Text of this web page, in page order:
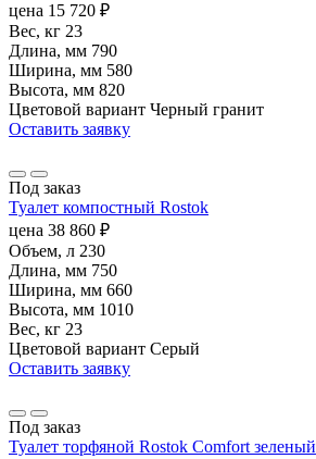
цена 15 720 ₽
Вес, кг 23
Длина, мм 790
Ширина, мм 580
Высота, мм 820
Цветовой вариант Черный гранит
Оставить заявку
Под заказ
Туалет компостный Rostok
цена 38 860 ₽
Объем, л 230
Длина, мм 750
Ширина, мм 660
Высота, мм 1010
Вес, кг 23
Цветовой вариант Серый
Оставить заявку
Под заказ
Туалет торфяной Rostok Сomfort зеленый